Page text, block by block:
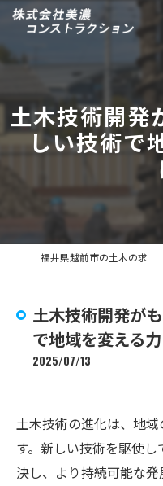
土木技術開発
しい技術で
土木技術開発が
で地域を変える
2025/07/13
土木技術の進化は、地
す。新しい技術を駆使
決し、より持続可能な